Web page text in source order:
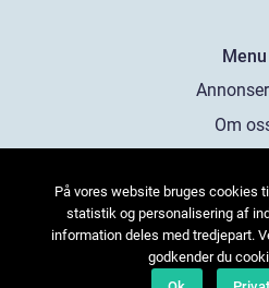
Menu
Om
Kontakta
På vores website bruges cookies
statistik og personalisering af
information deles med tredjepart.
godkender du